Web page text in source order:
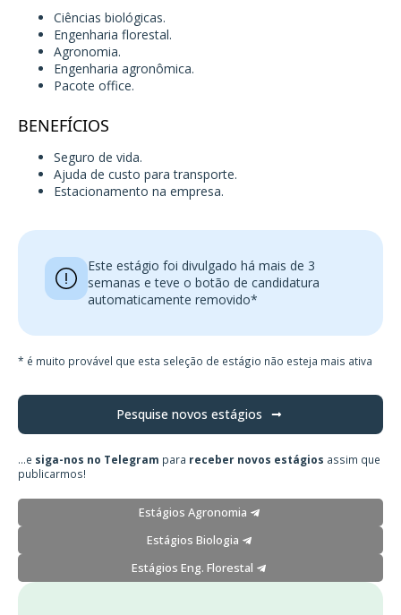
Ciências biológicas.
Engenharia florestal.
Agronomia.
Engenharia agronômica.
Pacote office.
BENEFÍCIOS
Seguro de vida.
Ajuda de custo para transporte.
Estacionamento na empresa.
Este estágio foi divulgado há mais de 3
semanas e teve o botão de candidatura
automaticamente removido*
* é muito provável que esta seleção de estágio não esteja mais ativa
Pesquise novos estágios
...e siga-nos no Telegram para receber novos estágios assim que
publicarmos!
Estágios Agronomia
Estágios Biologia
Estágios Eng. Florestal